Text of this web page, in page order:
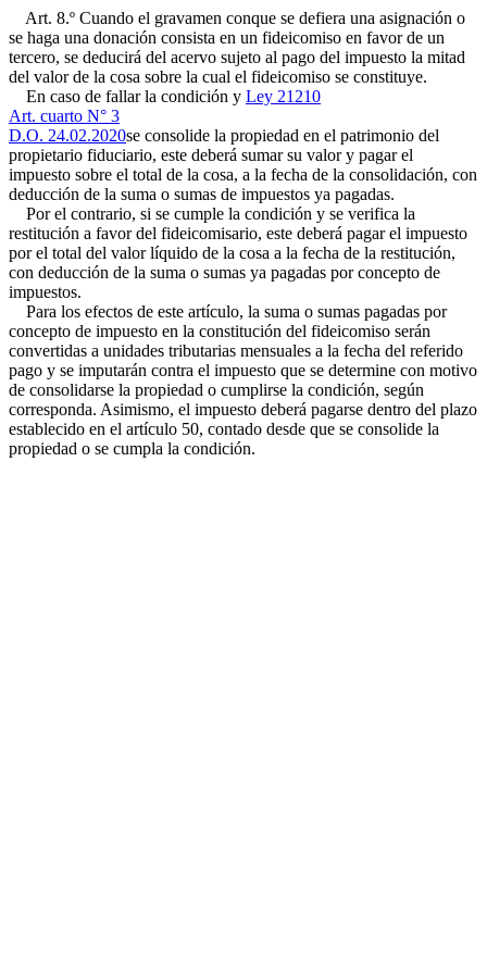
Art. 8.º Cuando el gravamen conque se defiera una asignación o
se haga una donación consista en un fideicomiso en favor de un
tercero, se deducirá del acervo sujeto al pago del impuesto la mitad
del valor de la cosa sobre la cual el fideicomiso se constituye.
En caso de fallar la condición y Ley 21210
Art. cuarto N° 3
D.O. 24.02.2020se consolide la propiedad en el patrimonio del
propietario fiduciario, este deberá sumar su valor y pagar el
impuesto sobre el total de la cosa, a la fecha de la consolidación, con
deducción de la suma o sumas de impuestos ya pagadas.
Por el contrario, si se cumple la condición y se verifica la
restitución a favor del fideicomisario, este deberá pagar el impuesto
por el total del valor líquido de la cosa a la fecha de la restitución,
con deducción de la suma o sumas ya pagadas por concepto de
impuestos.
Para los efectos de este artículo, la suma o sumas pagadas por
concepto de impuesto en la constitución del fideicomiso serán
convertidas a unidades tributarias mensuales a la fecha del referido
pago y se imputarán contra el impuesto que se determine con motivo
de consolidarse la propiedad o cumplirse la condición, según
corresponda. Asimismo, el impuesto deberá pagarse dentro del plazo
establecido en el artículo 50, contado desde que se consolide la
propiedad o se cumpla la condición.